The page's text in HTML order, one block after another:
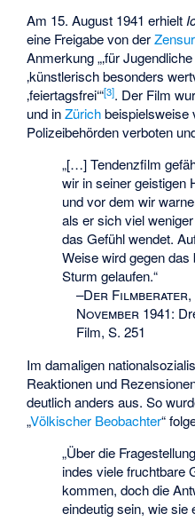
Am 15. August 1941 erhielt
eine Freigabe von derZensur
Anmerkung „‚für
‚künstlerisch besonders
‚feiertagsfrei‘“[3]. Der Film
und inZürich
Polizeibehörden verboten
„[…] Tendenzfilm
wir in seiner geistigen
und vor dem wir
als er sich viel
das Gefühl wendet.
Weise wird gegen
Sturm gelaufen.“
–Der Filmberater,
November 1941:
Film, S. 251
Im damaligen
Reaktionen und
deutlich anders aus. So
„Völkischer Beobachter“
„Über die
indes viele fruchtbare
kommen, doch die
eindeutig sein, wie sie